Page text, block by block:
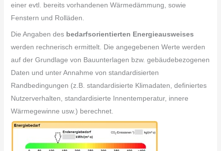
einer evtl. bereits vorhandenen Wärmedämmung, sowie
Fenstern und Rolläden.
Die Angaben des bedarfsorientierten Energieausweises
werden rechnerisch ermittelt. Die angegebenen Werte werden
auf der Grundlage von Bauunterlagen bzw. gebäudebezogenen
Daten und unter Annahme von standardisierten
Randbedingungen (z.B. standardisierte Klimadaten, definiertes
Nutzerverhalten, standardisierte Innentemperatur, innere
Wärmegewinne usw.) berechnet.